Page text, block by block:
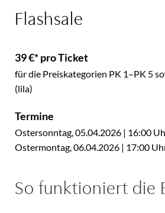
Flashsale
39 €* pro Ticket
für die Preiskategorien PK 1–PK 5
(lila)
Termine
Ostersonntag, 05.04.2026 | 16:00
Ostermontag, 06.04.2026 | 17:00
So funktioniert die